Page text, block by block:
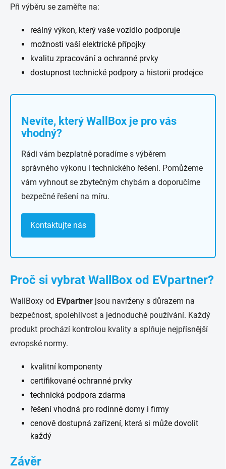
Při výběru se zaměřte na:
reálný výkon, který vaše vozidlo podporuje
možnosti vaší elektrické přípojky
kvalitu zpracování a ochranné prvky
dostupnost technické podpory a historii prodejce
Nevíte, který WallBox je pro vás
vhodný?
Rádi vám bezplatně poradíme s výběrem
správného výkonu i technického řešení. Pomůžeme
vám vyhnout se zbytečným chybám a doporučíme
bezpečné řešení na míru.
Kontaktujte nás
Proč si vybrat WallBox od EVpartner?
WallBoxy od EVpartner jsou navrženy s důrazem na
bezpečnost, spolehlivost a jednoduché používání. Každý
produkt prochází kontrolou kvality a splňuje nejpřísnější
evropské normy.
kvalitní komponenty
certifikované ochranné prvky
technická podpora zdarma
řešení vhodná pro rodinné domy i firmy
cenově dostupná zařízení, která si může dovolit
každý
Závěr